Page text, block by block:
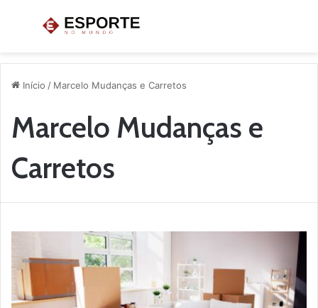
Menu
Início / Marcelo Mudanças e Carretos
Marcelo Mudanças e
Carretos